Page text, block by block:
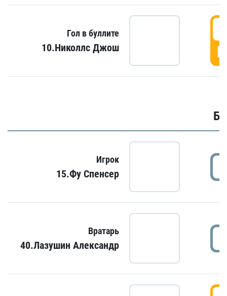
Гол в буллите
10.Николлс Джош
Игрок
15.Фу Спенсер
Вратарь
40.Лазушин Александр